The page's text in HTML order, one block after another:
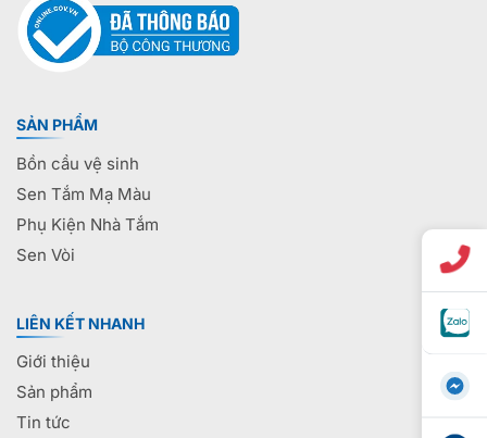
SẢN PHẨM
Bồn cầu vệ sinh
Sen Tắm Mạ Màu
Phụ Kiện Nhà Tắm
Sen Vòi
LIÊN KẾT NHANH
Giới thiệu
Sản phẩm
Tin tức